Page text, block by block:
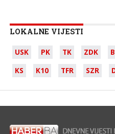
LOKALNE VIJESTI
USK PK TK ZDK
KS
K10 TFR SZR